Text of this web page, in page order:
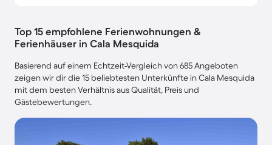
Top 15 empfohlene Ferienwohnungen &
Ferienhäuser in Cala Mesquida
Basierend auf einem Echtzeit-Vergleich von 685 Angeboten
zeigen wir dir die 15 beliebtesten Unterkünfte in Cala Mesquida
mit dem besten Verhältnis aus Qualität, Preis und
Gästebewertungen.